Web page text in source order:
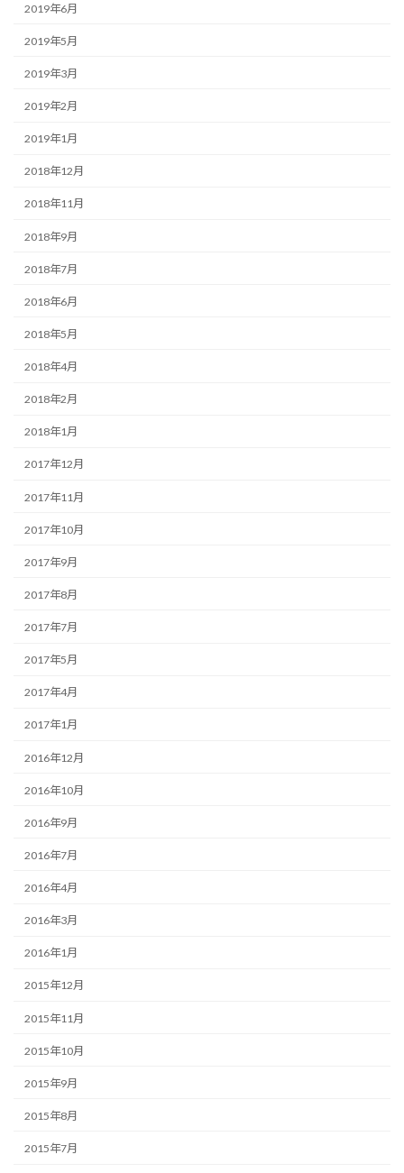
2019年6月
2019年5月
2019年3月
2019年2月
2019年1月
2018年12月
2018年11月
2018年9月
2018年7月
2018年6月
2018年5月
2018年4月
2018年2月
2018年1月
2017年12月
2017年11月
2017年10月
2017年9月
2017年8月
2017年7月
2017年5月
2017年4月
2017年1月
2016年12月
2016年10月
2016年9月
2016年7月
2016年4月
2016年3月
2016年1月
2015年12月
2015年11月
2015年10月
2015年9月
2015年8月
2015年7月